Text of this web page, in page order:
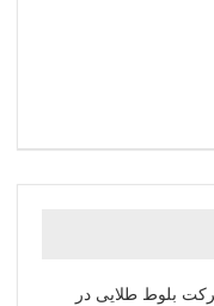
بلوط طلایی در